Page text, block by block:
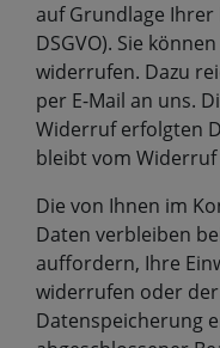
auf Grundlage Ihrer
DSGVO). Sie
widerrufen. Dazu
per E-Mail an uns.
Widerruf erfolgten
bleibt vom
Die von Ihnen im
Daten verbleiben
auffordern, Ihre
widerrufen oder
Datenspeicherung